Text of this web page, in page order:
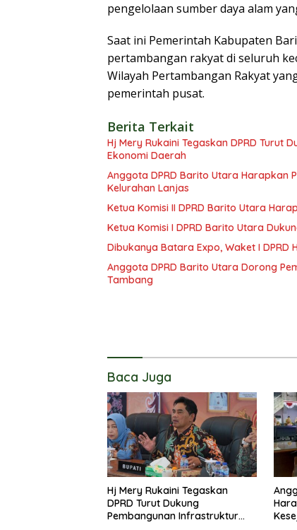
pengelolaan sumber daya alam
Saat ini Pemerintah Kabupaten
pertambangan rakyat di seluruh
Wilayah Pertambangan Rakyat
pemerintah pusat.
Berita Terkait
Hj Mery Rukaini Tegaskan DPRD Turut
Ekonomi Daerah
Anggota DPRD Barito Utara Harapkan
Kelurahan Lanjas
Ketua Komisi II DPRD Barito Utara
Ketua Komisi I DPRD Barito Utara
Dibukanya Batara Expo, Waket I
Anggota DPRD Barito Utara Dorong
Tambang
Baca Juga
Hj Mery Rukaini Tegaskan
DPRD Turut Dukung
Pembangunan Infrastruktur